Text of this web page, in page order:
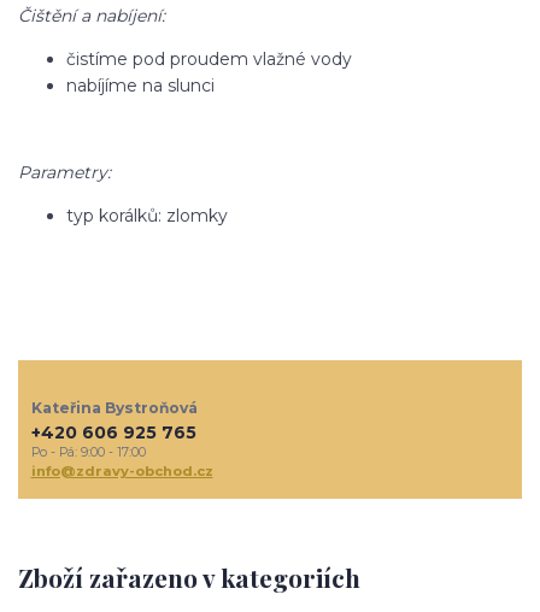
Čištění a nabíjení:
čistíme pod proudem vlažné vody
nabíjíme na slunci
Parametry:
typ korálků: zlomky
Zboží zařazeno v kategoriích
Kateřina Bystroňová
+420 606 925 765
Po - Pá: 9:00 - 17:00
info@zdravy-obchod.cz